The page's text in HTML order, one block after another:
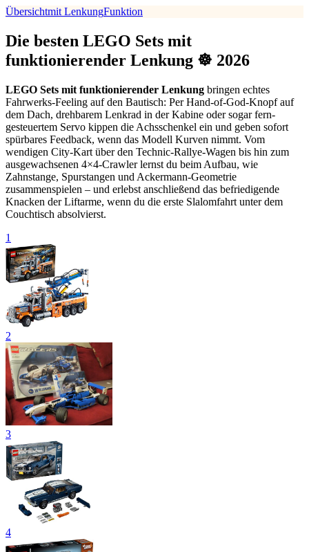
Übersichtmit LenkungFunktion
Die besten LEGO Sets mit
funktionierender Lenkung ☸️ 2026
LEGO Sets mit funktionierender Lenkung bringen echtes
Fahrwerks-Feeling auf den Bautisch: Per Hand-of-God-Knopf auf
dem Dach, drehbarem Lenkrad in der Kabine oder sogar fern­
gesteuertem Servo kippen die Achsschenkel ein und geben sofort
spürbares Feedback, wenn das Modell Kurven nimmt. Vom
wendigen City-Kart über den Technic-Rallye-Wagen bis hin zum
ausgewachsenen 4×4-Crawler lernst du beim Aufbau, wie
Zahnstange, Spurstangen und Ackermann-Geometrie
zusammenspielen – und erlebst anschließend das befriedigende
Knacken der Liftarme, wenn du die erste Slalom­fahrt unter dem
Couchtisch absolvierst.
1
2
3
4